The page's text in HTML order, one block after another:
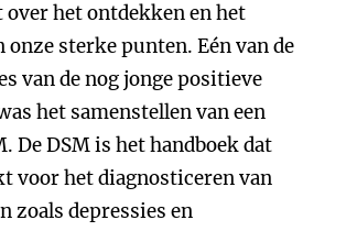
over het ontdekken en het
onze sterke punten. Eén van de
van de nog jonge positieve
het samenstellen van een
De DSM is het handboek dat
voor het diagnosticeren van
zoals depressies en